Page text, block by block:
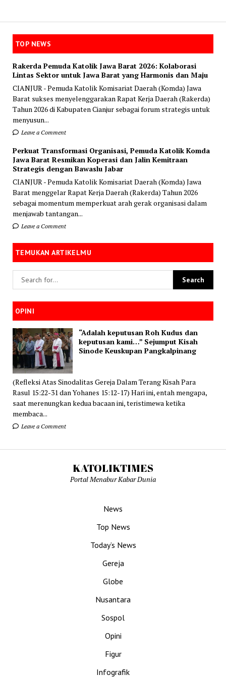
TOP NEWS
Rakerda Pemuda Katolik Jawa Barat 2026: Kolaborasi
Lintas Sektor untuk Jawa Barat yang Harmonis dan Maju
CIANJUR - Pemuda Katolik Komisariat Daerah (Komda) Jawa
Barat sukses menyelenggarakan Rapat Kerja Daerah (Rakerda)
Tahun 2026 di Kabupaten Cianjur sebagai forum strategis untuk
menyusun...
Leave a Comment
Perkuat Transformasi Organisasi, Pemuda Katolik Komda
Jawa Barat Resmikan Koperasi dan Jalin Kemitraan
Strategis dengan Bawaslu Jabar
CIANJUR - Pemuda Katolik Komisariat Daerah (Komda) Jawa
Barat menggelar Rapat Kerja Daerah (Rakerda) Tahun 2026
sebagai momentum memperkuat arah gerak organisasi dalam
menjawab tantangan...
Leave a Comment
TEMUKAN ARTIKELMU
OPINI
“Adalah keputusan Roh Kudus dan
keputusan kami…” Sejumput Kisah
Sinode Keuskupan Pangkalpinang
(Refleksi Atas Sinodalitas Gereja Dalam Terang Kisah Para
Rasul 15:22-31 dan Yohanes 15:12-17) Hari ini, entah mengapa,
saat merenungkan kedua bacaan ini, teristimewa ketika
membaca...
Leave a Comment
KATOLIKTIMES
Portal Menabur Kabar Dunia
News
Top News
Today’s News
Gereja
Globe
Nusantara
Sospol
Opini
Figur
Infografik